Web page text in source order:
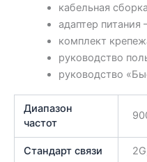
кабельная
адаптер питания
комплект
руководство
руководство
Диапазон
частот
Стандарт связи